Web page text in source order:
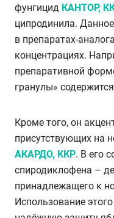
фунгицид КАНТОР,
ципродинила.
в препаратах-
концентрациях.
препаративной
гранулы»
Кроме того, он
присутствующих на
АКАРДО, ККР. В его
спиродиклофена –
принадлежащего к
Использование